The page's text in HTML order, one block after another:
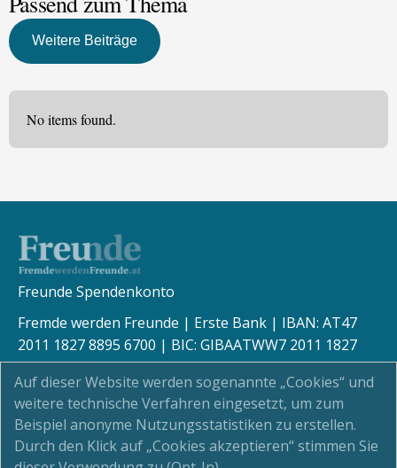
Weitere Beiträge
No items found.
Freunde Spendenkonto
Fremde werden Freunde | Erste Bank | IBAN: AT47
2011 1827 8895 6700 | BIC: GIBAATWW7 2011 1827
8895 6700
Kinderschutz
Auf dieser Website werden sogenannte „Cookies“ und
weitere technische Verfahren eingesetzt, um zum
Beispiel anonyme Nutzungsstatistiken zu erstellen.
Durch den Klick auf „Cookies akzeptieren“ stimmen Sie